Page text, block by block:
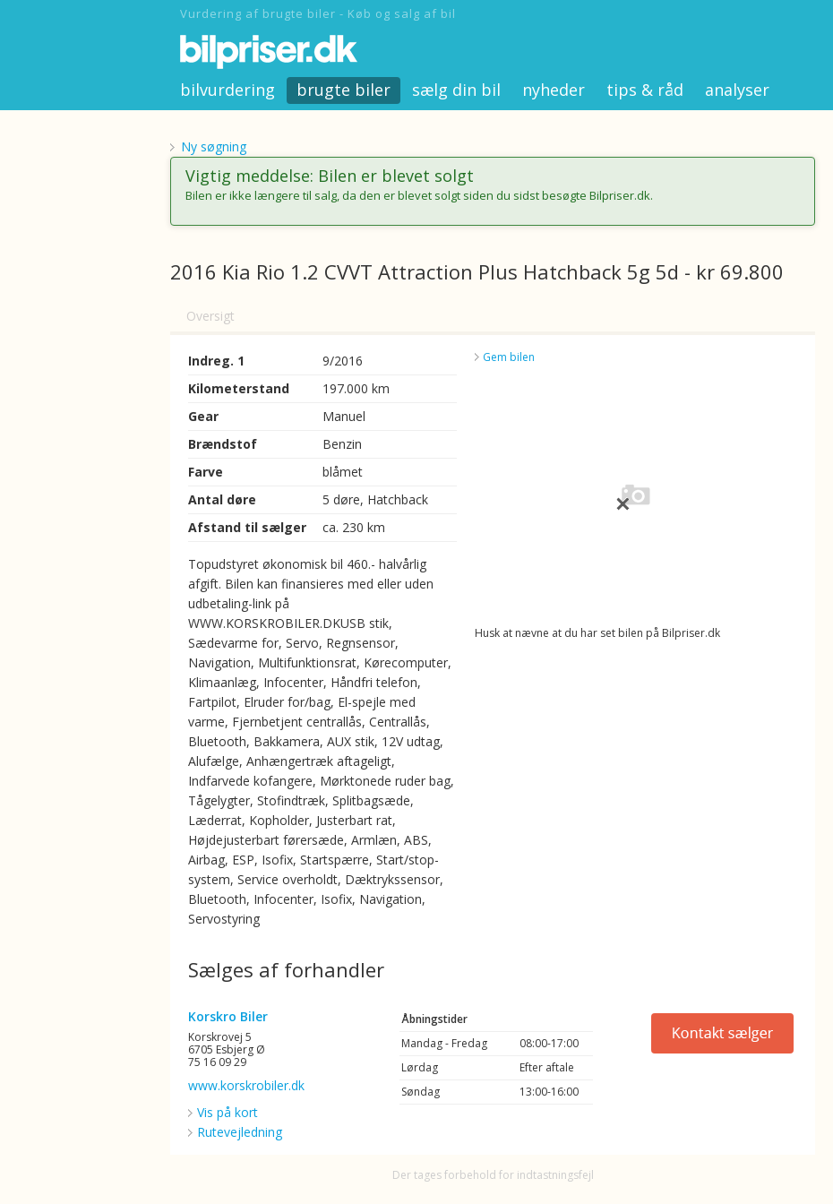
Vurdering af brugte biler - Køb og salg af bil
bilvurdering brugte biler sælg din bil nyheder tips & råd analyser
Ny søgning
Vigtig meddelse: Bilen er blevet solgt
Bilen er ikke længere til salg, da den er blevet solgt siden du sidst besøgte Bilpriser.dk.
2016 Kia Rio 1.2 CVVT Attraction Plus Hatchback 5g 5d - kr 69.800
Oversigt
Indreg. 1
9/2016
Kilometerstand
197.000 km
Gear
Manuel
Brændstof
Benzin
Farve
blåmet
Antal døre
5 døre, Hatchback
Afstand til sælger
ca. 230 km
Topudstyret økonomisk bil 460.- halvårlig
afgift. Bilen kan finansieres med eller uden
udbetaling-link på
WWW.KORSKROBILER.DKUSB stik,
Sædevarme for, Servo, Regnsensor,
Navigation, Multifunktionsrat, Kørecomputer,
Klimaanlæg, Infocenter, Håndfri telefon,
Fartpilot, Elruder for/bag, El-spejle med
varme, Fjernbetjent centrallås, Centrallås,
Bluetooth, Bakkamera, AUX stik, 12V udtag,
Alufælge, Anhængertræk aftageligt,
Indfarvede kofangere, Mørktonede ruder bag,
Tågelygter, Stofindtræk, Splitbagsæde,
Læderrat, Kopholder, Justerbart rat,
Højdejusterbart førersæde, Armlæn, ABS,
Airbag, ESP, Isofix, Startspærre, Start/stop-
system, Service overholdt, Dæktrykssensor,
Bluetooth, Infocenter, Isofix, Navigation,
Servostyring
Gem bilen
Husk at nævne at du har set bilen på Bilpriser.dk
Sælges af forhandler
Korskro Biler
Korskrovej 5
6705 Esbjerg Ø
75 16 09 29
www.korskrobiler.dk
Vis på kort
Rutevejledning
Åbningstider
Mandag - Fredag
08:00-17:00
Lørdag
Efter aftale
Søndag
13:00-16:00
Der tages forbehold for indtastningsfejl